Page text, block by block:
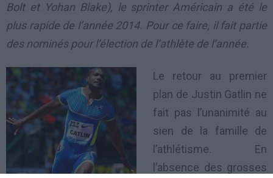
Bolt et Yohan Blake), le sprinter Américain a été le
plus rapide de l’année 2014. Pour ce faire, il fait partie
des nominés pour l’élection de l’athlète de l’année.
Le retour au premier
plan de Justin Gatlin ne
fait pas l’unanimité au
sien de la famille de
l’athlétisme. En
l’absence des grosses